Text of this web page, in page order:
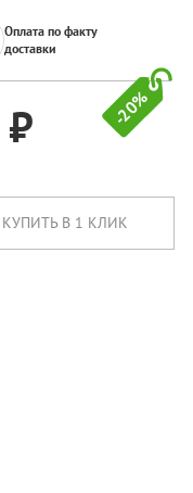
-20%
Оплата по факту
доставки
КУПИТЬ В 1 КЛИК